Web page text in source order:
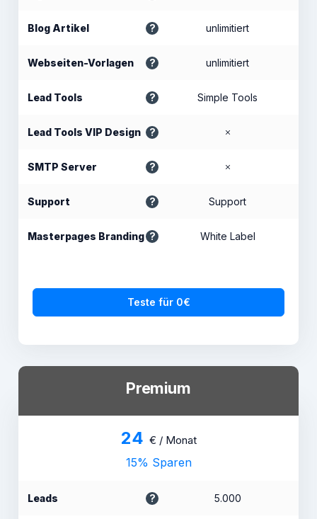
Blog Artikel unlimitiert
Webseiten-Vorlagen unlimitiert
Lead Tools Simple Tools
Lead Tools VIP Design
SMTP Server
Support Support
Masterpages Branding White Label
Teste für 0€
Premium
24 € / Monat
15% Sparen
Leads 5.000